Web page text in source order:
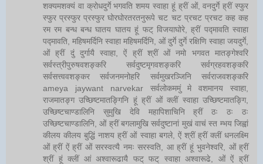
शक्यमशक्यं वा क्रोधदुर्गे भगवति शमय स्वाहा हूं ह्रीं ओं, वनदुर्गे ह्रीं स्फुर
स्फुर प्रस्फुर प्रस्फुर घोरघोरतरतनुरूपे चट चट प्रचट प्रचट कह कह
रम रम बन्ध बन्ध घातय घातय हूं फट् विजयाघोरे, ह्रीं पद्मावति स्वाहा
पद्मावति, महिषमर्दिनि स्वाहा महिषमर्दिनि, ओं दुर्गे दुर्गे रक्षिणि स्वाहा जयदुर्गे,
ओं ह्रीं दुं दुर्गायै स्वाहा, ऐं ह्रीं श्रीं ओं नमो भगवत मातङ्गेश्वरि
सर्वस्त्रीपुरुषवशङ्करि सर्वदुष्टमृगवशङ्करि सर्वग्रहवशङ्करि
सर्वसत्त्ववशङ्कर सर्वजनमनोहरि सर्वमुखरञ्जिनि सर्वराजवशङ्करि
ameya jaywant narvekar सर्वलोकममुं मे वशमानय स्वाहा,
राजमातङ्ग उच्छिष्टमातङ्गिनि हूं ह्रीं ओं क्लीं स्वाहा उच्छिष्टमातङ्गि,
उच्छिष्टचाण्डालिनि सुमुखि देवि महापिशाचिनि ह्रीं ठः ठः ठः
उच्छिष्टचाण्डालिनि, ओं ह्रीं बगलामुखि सर्वदुष्टानां मुखं वाचं स्त म्भय जिह्वां
कीलय कीलय बुद्धिं नाशय ह्रीं ओं स्वाहा बगले, ऐं श्रीं ह्रीं क्लीं धनलक्ष्मि
ओं ह्रीं ऐं ह्रीं ओं सरस्वत्यै नमः सरस्वति, आ ह्रीं हूं भुवनेश्वरि, ओं ह्रीं
श्रीं हूं क्लीं आं अश्वारूढायै फट् फट् स्वाहा अश्वारूढे, ओं ऐं ह्रीं